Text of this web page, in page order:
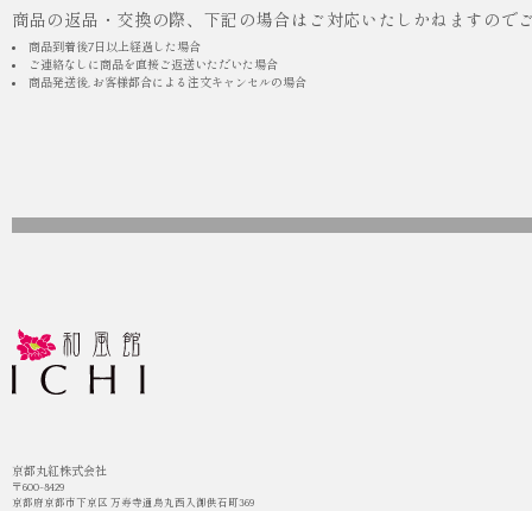
商品の返品・交換の際、下記の場合はご対応いたしかねますので
商品到着後7日以上経過した場合
ご連絡なしに商品を直接ご返送いただいた場合
商品発送後, お客様都合による注文キャンセルの場合
京都丸紅株式会社
〒600-8429
京都府京都市下京区 万寿寺通烏丸西入御供石町369